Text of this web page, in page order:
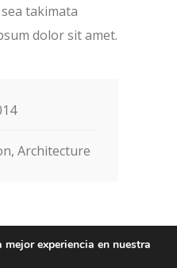
takimata
dolor sit amet.
Architecture
experiencia en nuestra